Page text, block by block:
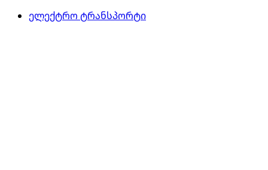
ელექტრო ტრანსპორტი